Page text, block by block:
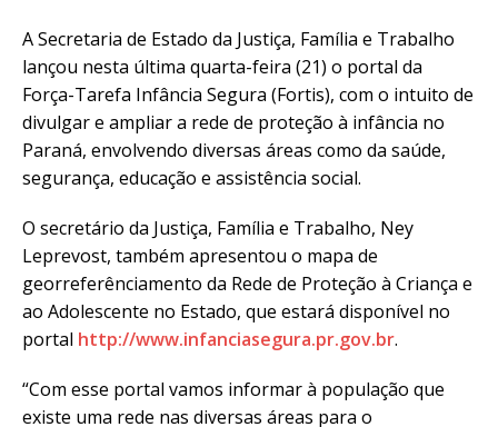
A Secretaria de Estado da Justiça, Família e Trabalho
lançou nesta última quarta-feira (21) o portal da
Força-Tarefa Infância Segura (Fortis), com o intuito de
divulgar e ampliar a rede de proteção à infância no
Paraná, envolvendo diversas áreas como da saúde,
segurança, educação e assistência social.
O secretário da Justiça, Família e Trabalho, Ney
Leprevost, também apresentou o mapa de
georreferênciamento da Rede de Proteção à Criança e
ao Adolescente no Estado, que estará disponível no
portal http://www.infanciasegura.pr.gov.br.
“Com esse portal vamos informar à população que
existe uma rede nas diversas áreas para o